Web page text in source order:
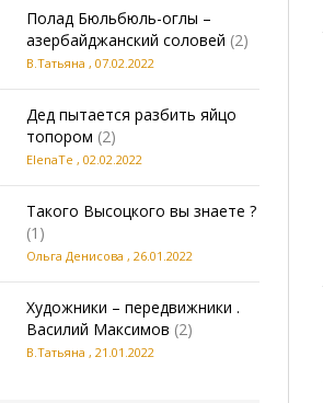
Полад Бюльбюль-оглы –
азербайджанский соловей (2)
В.Татьяна , 07.02.2022
Дед пытается разбить яйцо
топором (2)
ElenaTe , 02.02.2022
Такого Высоцкого вы знаете ?
(1)
Ольга Денисова , 26.01.2022
Художники – передвижники .
Василий Максимов (2)
В.Татьяна , 21.01.2022